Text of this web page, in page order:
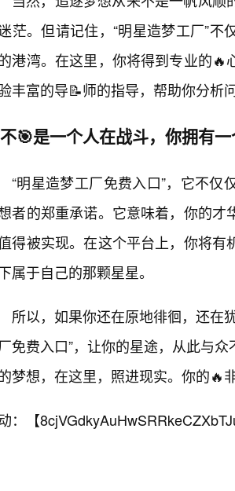
茫。但请记住，“明星造梦工厂”
港湾。在这里，你将得到专业的
丰富的导📝师的指导，帮助你分析
🎯是一个人在战斗，你拥有
“明星造梦工厂免费入口”，它不
者的郑重承诺。它意味着，你的
得被实现。在这个平台上，你将
属于自己的那颗星星。
所以，如果你还在原地徘徊，还在
免费入口”，让你的星途，从此与
梦想，在这里，照进现实。你的🔥
：【